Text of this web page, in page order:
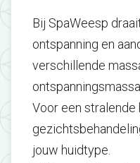
Bij SpaWeesp
ontspanning en
verschillende
Voor een
jouw huidtype.